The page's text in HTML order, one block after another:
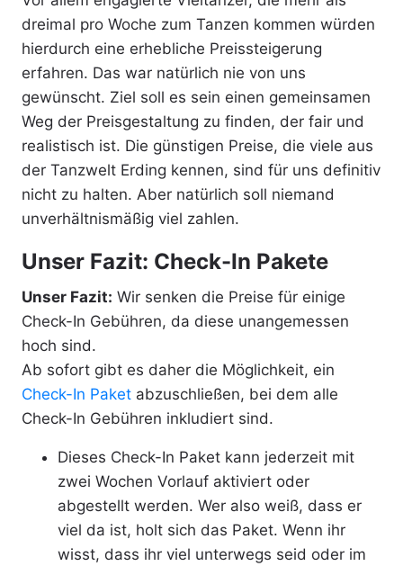
dreimal pro Woche zum Tanzen kommen würden
hierdurch eine erhebliche Preissteigerung
erfahren. Das war natürlich nie von uns
gewünscht. Ziel soll es sein einen gemeinsamen
Weg der Preisgestaltung zu finden, der fair und
realistisch ist. Die günstigen Preise, die viele aus
der Tanzwelt Erding kennen, sind für uns definitiv
nicht zu halten. Aber natürlich soll niemand
unverhältnismäßig viel zahlen.
Unser Fazit: Check-In Pakete
Unser Fazit: Wir senken die Preise für einige
Check-In Gebühren, da diese unangemessen
hoch sind.
Ab sofort gibt es daher die Möglichkeit, ein
Check-In Paket abzuschließen, bei dem alle
Check-In Gebühren inkludiert sind.
Dieses Check-In Paket kann jederzeit mit
zwei Wochen Vorlauf aktiviert oder
abgestellt werden. Wer also weiß, dass er
viel da ist, holt sich das Paket. Wenn ihr
wisst, dass ihr viel unterwegs seid oder im